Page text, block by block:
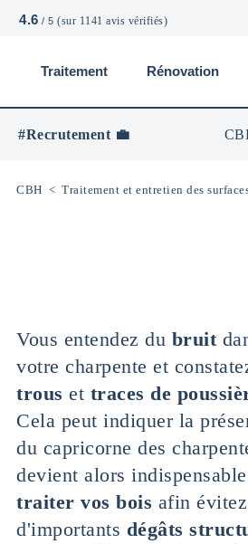
4.6 / 5 (sur 1141 avis vérifiés)
Traitement Rénovation
#Recrutement 💼
CBH < Traitement et entretien des
Vous entendez du bruit
votre charpente et
trous et traces de
Cela peut indiquer la
du capricorne des
devient alors
traiter vos bois afin évitez
d'importants dégâts